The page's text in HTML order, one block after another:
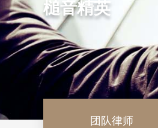
槌音精英
团队律师